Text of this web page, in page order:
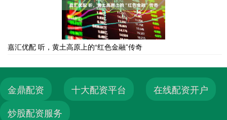
嘉汇优配 听，黄土高原上的“红色金融”传奇
金鼎配资 十大配资平台
在线配资开户
炒股配资服务